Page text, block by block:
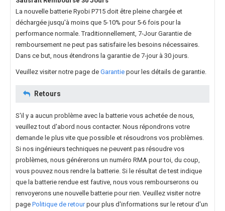
La nouvelle batterie Ryobi P715 doit être pleine chargée et
déchargée jusqu'à moins que 5-10% pour 5-6 fois pour la
performance normale. Traditionnellement, 7-Jour Garantie de
remboursement ne peut pas satisfaire les besoins nécessaires.
Dans ce but, nous étendrons la garantie de 7-jour à 30 jours.
Veuillez visiter notre page de Garantie pour les détails de garantie.
Retours
S'il y a aucun problème avec la batterie vous achetée de nous,
veuillez tout d'abord nous contacter. Nous répondrons votre
demande le plus vite que possible et résoudrons vos problèmes.
Si nos ingénieurs techniques ne peuvent pas résoudre vos
problèmes, nous générerons un numéro RMA pour toi, du coup,
vous pouvez nous rendre la batterie. Si le résultat de test indique
que la batterie rendue est fautive, nous vous rembourserons ou
renvoyerons une nouvelle batterie pour rien. Veuillez visiter notre
page Politique de retourpour plus d'informations sur le retour d'un